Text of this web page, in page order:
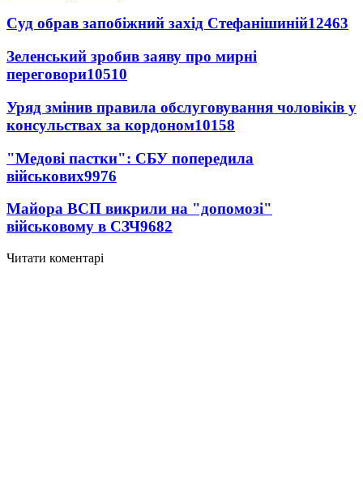
Суд обрав запобіжний захід Стефанішиній12463
Зеленський зробив заяву про мирні
переговори10510
Уряд змінив правила обслуговування чоловіків у
консульствах за кордоном10158
"Медові пастки": СБУ попередила
військових9976
Майора ВСП викрили на "допомозі"
військовому в СЗЧ9682
Читати коментарі